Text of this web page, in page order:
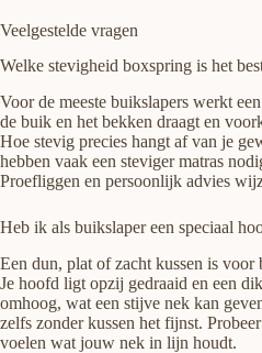
Veelgestelde vragen
Welke stevigheid boxspring is het
Voor de meeste buikslapers werkt
de buik en het bekken draagt en
Hoe stevig precies hangt af van je
hebben vaak een steviger matras
Proefliggen en persoonlijk advies
Heb ik als buikslaper een speciaal
Een dun, plat of zacht kussen is voor
Je hoofd ligt opzij gedraaid en een
omhoog, wat een stijve nek kan
zelfs zonder kussen het fijnst.
voelen wat jouw nek in lijn houdt.